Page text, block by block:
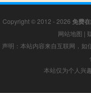
Copyright © 2012 - 2026 免费
网站地图 |
声明：本站内容来自互联网，
本站仅为个人兴